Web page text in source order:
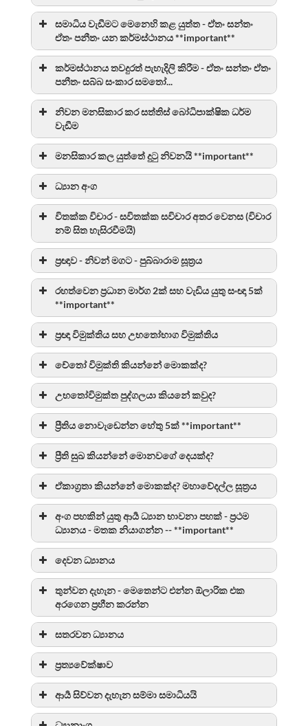
සමාධිය වැඩීමට මෙනෙහි කළ යුත්ත - ඒතං සන්තං
ඒතං පනීතං යන කර්මස්ථානය **important**
කර්මස්ථානය තවදුරත් පැහැදිලි කිරීම - ඒතං සන්තං ඒතං
පනීතං සබ්බ සංකාර සමතෝ...
නිවන මනසිකාර කර සත්තිස් බෝධිපාක්ෂික ධර්ම
වැඩීම
මනසිකාර කල යුත්තේ දුටු නිවනයි **important**
ධ්‍යාන අංග
විතක්ක විචාර - සවිතක්ක සවිචාර අතර වෙනස (විචාර
නම් සිත හැසිරවීමයි)
ප්‍රඥාව - නිවන් මගට - පුබ්බාරාම සූත්‍රය
රහත්වෙන ප්‍රධාන මාර්ග 2ක් සහ වැඩිය යුතු සංඥා 5ක්
**important**
ප්‍රඥා විමුක්තිය සහ උභතෝභාග විමුක්තිය
චේතෝ විමුක්ති කියන්නේ මොකක්ද?
උභතෝවිමුක්ත පුද්ගලයා කියනේ කවුද?
ප්‍රීතිය නොවැඩෙන්න හේතු 5ක් **important**
ප්‍රීති සුඛ කියන්නේ මොනවගේ දෙයක්ද?
ඒකාග්‍රතා කියන්නේ මොකක්ද? මහාවේදල්ල සූත්‍රය
අංග පහකින් යුතු ආර්‍ය ධ්‍යාන භාවනා පහක් - ප්‍රථම
ධ්‍යානය - මතක නියාගන්න -- **important**
දෙවන ධ්‍යානය
තුන්වන දැහැන - මෙතෙන්ට එන්න ඕලාරික එක
අරගෙන ප්‍රහීන කරන්න
සතරවන ධ්‍යානය
ප්‍රත්‍යවේක්ෂාව
ආර්‍ය සිව්වන දැහැන සම්මා සමාධියයි